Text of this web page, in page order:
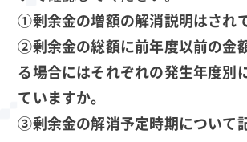
①剰余金の増額の解消説明はされ
②剰余金の総額に前年度以前の金
る場合にはそれぞれの発生年度別
ていますか。
③剰余金の解消予定時期について